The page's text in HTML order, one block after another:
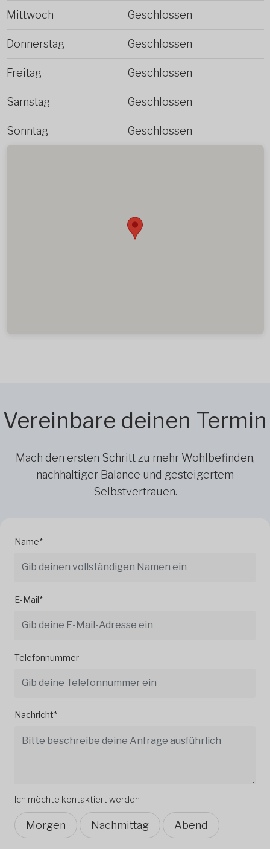
Mittwoch Geschlossen
Donnerstag Geschlossen
Freitag Geschlossen
Samstag Geschlossen
Sonntag Geschlossen
Vereinbare deinen Termin
Mach den ersten Schritt zu mehr Wohlbefinden,
nachhaltiger Balance und gesteigertem
Selbstvertrauen.
Name*
E-Mail*
Telefonnummer
Nachricht*
Ich möchte kontaktiert werden
Morgen Nachmittag Abend